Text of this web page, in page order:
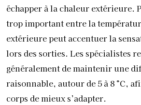
échapper à la chaleur extérieure.
trop important entre la
extérieure peut accentuer la
lors des sorties. Les spécialistes
généralement de maintenir une
raisonnable, autour de 5 à 8 °C,
corps de mieux s’adapter.